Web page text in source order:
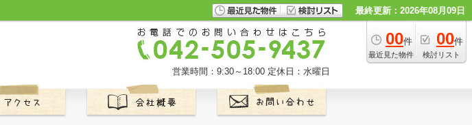
最終更新：2026年08月09日
00件
最近見た物件
00件
検討リスト
営業時間：9:30～18:00 定休日：水曜日